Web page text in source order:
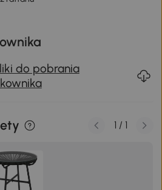
do pobrania
1 / 1